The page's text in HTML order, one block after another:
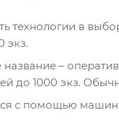
технологии в
экз.
название –
до 1000 экз.
с помощью